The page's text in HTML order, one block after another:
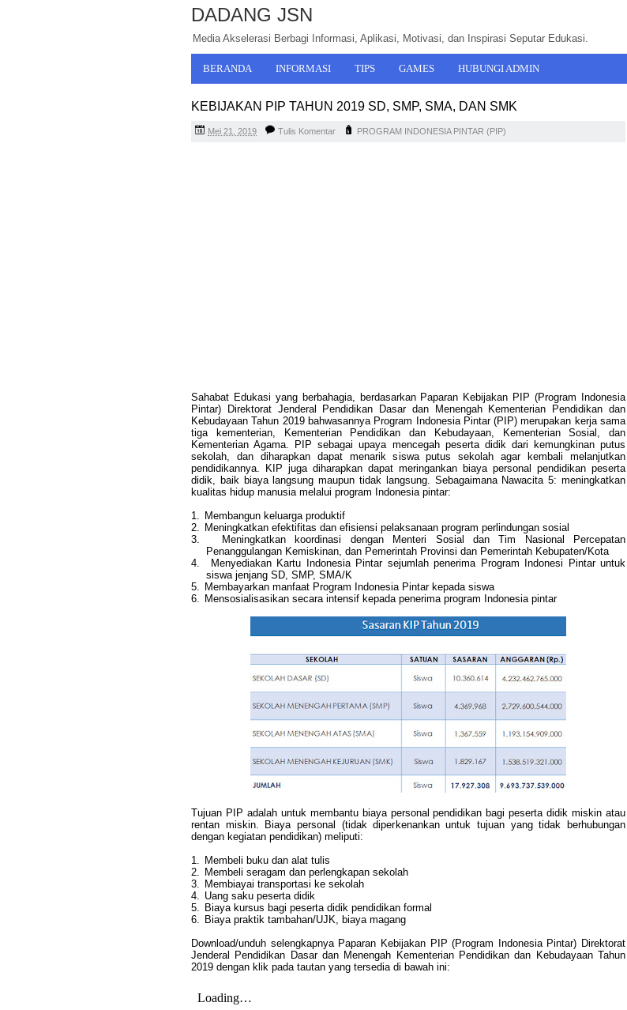
DADANG JSN
Media Akselerasi Berbagi Informasi, Aplikasi, Motivasi, dan Inspirasi Seputar Edukasi.
BERANDA INFORMASI TIPS GAMES HUBUNGI ADMIN
KEBIJAKAN PIP TAHUN 2019 SD, SMP, SMA, DAN SMK
Mei 21, 2019 Tulis Komentar PROGRAM INDONESIA PINTAR (PIP)
Sahabat Edukasi yang berbahagia, berdasarkan Paparan Kebijakan PIP (Program Indonesia
Pintar) Direktorat Jenderal Pendidikan Dasar dan Menengah Kementerian Pendidikan dan
Kebudayaan Tahun 2019 bahwasannya Program Indonesia Pintar(PIP) merupakan kerja sama
tiga kementerian, Kementerian Pendidikan dan Kebudayaan, Kementerian Sosial, dan
Kementerian Agama.
PIP sebagai upaya mencegah peserta didik dari kemungkinan putus
sekolah, dan diharapkan dapat menarik siswa putus sekolah agar kembali melanjutkan
pendidikannya. KIP juga diharapkan dapat meringankan biaya personal pendidikan peserta
didik, baik biaya langsung maupun tidak langsung. Sebagaimana Nawacita 5: meningkatkan
kualitas hidup manusia melalui program Indonesia pintar:
1. Membangun keluarga produktif
2. Meningkatkan efektifitas dan efisiensi pelaksanaan program perlindungan sosial
3.
Meningkatkan koordinasi dengan Menteri Sosial dan Tim Nasional Percepatan
Penanggulangan Kemiskinan, dan Pemerintah Provinsi dan Pemerintah Kebupaten/Kota
4.
Menyediakan Kartu Indonesia Pintar sejumlah penerima Program Indonesi Pintar untuk
siswa jenjang SD, SMP, SMA/K
5. Membayarkan manfaat Program Indonesia Pintar kepada siswa
6. Mensosialisasikan secara intensif kepada penerima program Indonesia pintar
Tujuan PIP adalah untuk membantu biaya personal pendidikan bagi peserta didik miskin atau
rentan miskin. Biaya personal (tidak diperkenankan untuk tujuan yang tidak berhubungan
dengan kegiatan pendidikan) meliputi:
1. Membeli buku dan alat tulis
2. Membeli seragam dan perlengkapan sekolah
3. Membiayai transportasi ke sekolah
4. Uang saku peserta didik
5. Biaya kursus bagi peserta didik pendidikan formal
6. Biaya praktik tambahan/UJK, biaya magang
Download/unduh selengkapnya Paparan Kebijakan PIP (Program Indonesia Pintar) Direktorat
Jenderal Pendidikan Dasar dan Menengah Kementerian Pendidikan dan Kebudayaan Tahun
2019 dengan klik pada tautan yang tersedia di bawah ini: